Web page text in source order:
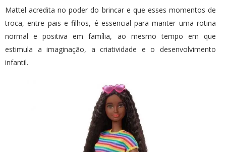
Mattel acredita no poder do brincar e que esses momentos de
troca, entre pais e filhos, é essencial para manter uma rotina
normal e positiva em família, ao mesmo tempo em que
estimula a imaginação, a criatividade e o desenvolvimento
infantil.